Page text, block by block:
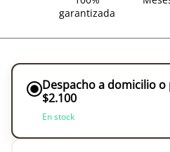
garantizada
Despacho a domicilio
$2.100
En stock